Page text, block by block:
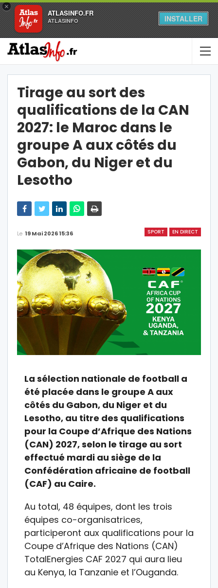
×
ATLASINFO.FR
ATLASINFO INSTALLER
Tirage au sort des
qualifications de la CAN
2027: le Maroc dans le
groupe A aux côtés du
Gabon, du Niger et du
Lesotho
SPORT EN DIRECT
Le 19 Mai 2026 15:36
La sélection nationale de football a
été placée dans le groupe A aux
côtés du Gabon, du Niger et du
Lesotho, au titre des qualifications
pour la Coupe d’Afrique des Nations
(CAN) 2027, selon le tirage au sort
effectué mardi au siège de la
Confédération africaine de football
(CAF) au Caire.
Au total, 48 équipes, dont les trois
équipes co-organisatrices,
participeront aux qualifications pour la
Coupe d’Afrique des Nations (CAN)
TotalEnergies CAF 2027 qui aura lieu
au Kenya, la Tanzanie et l’Ouganda.